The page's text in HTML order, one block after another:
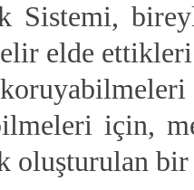
Sistemi,
elde
için,
oluşturulan